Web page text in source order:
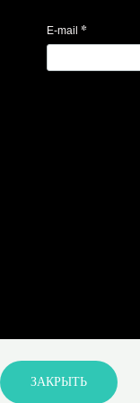
E-mail *
ЗАКРЫТЬ